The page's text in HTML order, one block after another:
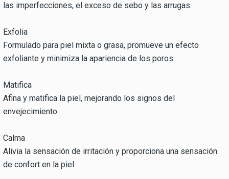
las imperfecciones, el exceso de sebo y las arrugas.
Exfolia
Formulado para piel mixta o grasa, promueve un efecto
exfoliante y minimiza la apariencia de los poros.
Matifica
Afina y matifica la piel, mejorando los signos del
envejecimiento.
Calma
Alivia la sensación de irritación y proporciona una sensación
de confort en la piel.